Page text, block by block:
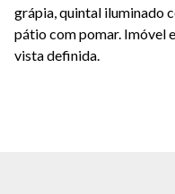
grápia, quintal iluminado
pátio com pomar. Imóvel
vista definida.